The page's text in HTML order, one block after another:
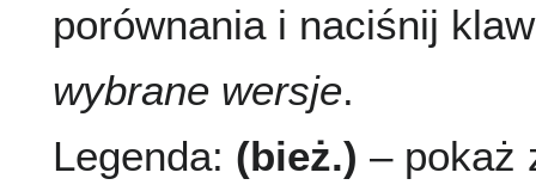
porównania i naciśnij
wybrane wersje.
Legenda: (bież.) – pokaż